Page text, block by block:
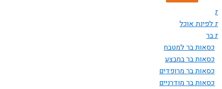
לפינת אוכל
בר
כסאות בר למטבח
כסאות בר במבצע
כסאות בר מרופדים
כסאות בר מודרניים